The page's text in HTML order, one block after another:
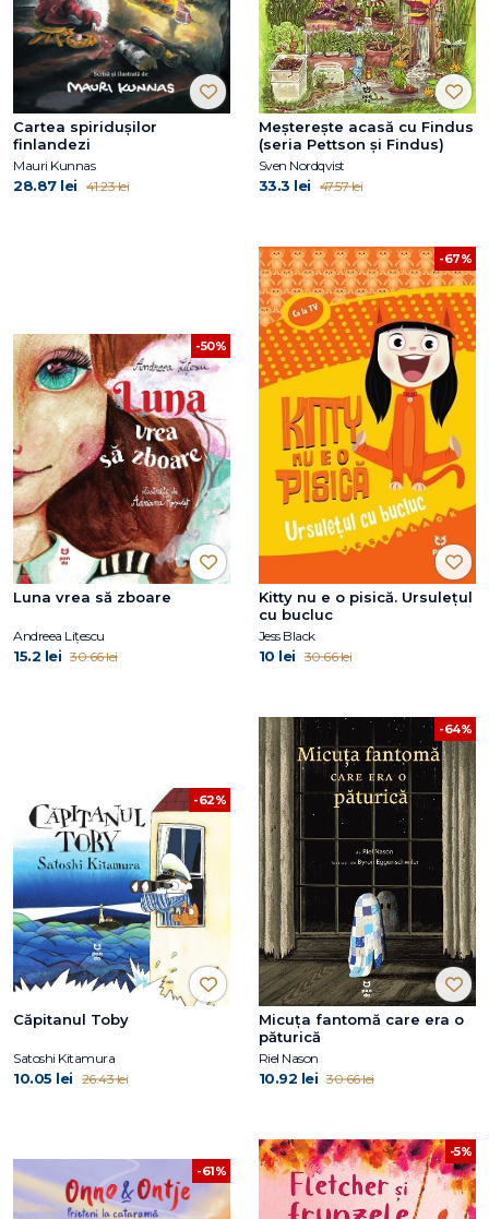
Cartea spiridușilor
finlandezi
Mauri Kunnas
28.87 lei 41.23 lei
Meșterește acasă cu Findus
(seria Pettson și Findus)
Sven Nordqvist
33.3 lei 47.57 lei
-50%
Luna vrea să zboare
Andreea Lițescu
15.2 lei 30.66 lei
-67%
Kitty nu e o pisică. Ursulețul
cu bucluc
Jess Black
10 lei 30.66 lei
-62%
Căpitanul Toby
Satoshi Kitamura
10.05 lei 26.43 lei
-64%
Micuța fantomă care era o
păturică
Riel Nason
10.92 lei 30.66 lei
-61%
-5%